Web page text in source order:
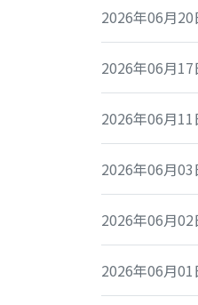
2026年06月20
2026年06月17
2026年06月11
2026年06月03
2026年06月02
2026年06月01